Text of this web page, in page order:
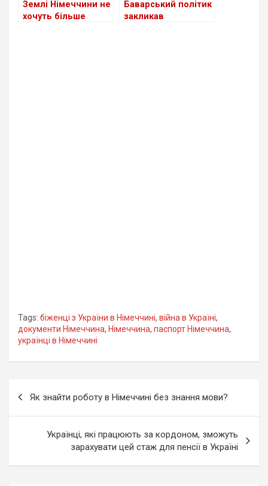
Землі Німеччини не
хочуть більше
Баварський політик
закликав
Tags: біженці з України в Німеччині, війна в Україні,
документи Німеччина, Німеччина, паспорт Німеччина,
українці в Німеччині
Як знайти роботу в Німеччині без знання мови?
Українці, які працюють за кордоном, зможуть
зарахувати цей стаж для пенсії в Україні